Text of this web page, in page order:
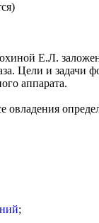
Е.Л.
Цели и задачи
аппарата.
овладения
;